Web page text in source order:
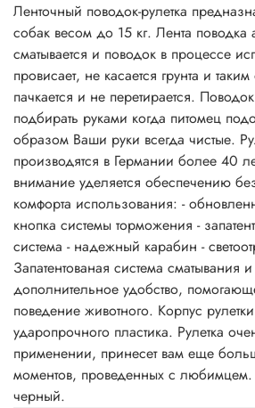
Ленточный поводок-рулетка
собак весом до 15 кг. Лента поводка
сматывается и поводок в процессе
провисает, не касается грунта и
пачкается и не перетирается.
подбирать руками когда питомец
образом Ваши руки всегда чистые. Рулетки FLEXI
производятся в Германии более 40
внимание уделяется обеспечению
комфорта использования: -
кнопка системы торможения -
система - надежный карабин -
Запатентованая система
дополнительное удобство,
поведение животного. Корпус
ударопрочного пластика. Рулетка очень легка в
применении, принесет вам еще
моментов, проведенных с любимцем. Длина 5 м, цвет
черный.